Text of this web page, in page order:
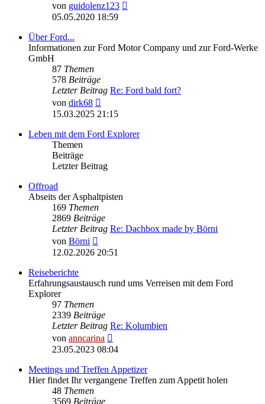
von guidolenz123
05.05.2020 18:59
Über Ford...
Informationen zur Ford Motor Company und zur Ford-Werke
GmbH
87 Themen
578 Beiträge
Letzter Beitrag Re: Ford bald fort?
von dirk68
Beitrag
15.03.2025 21:15
Leben mit dem Ford Explorer
Themen
Beiträge
Letzter Beitrag
Offroad
Abseits der Asphaltpisten
169 Themen
2869 Beiträge
Letzter Beitrag Re: Dachbox made by Börni
von Börni
Beitrag
12.02.2026 20:51
Reiseberichte
Erfahrungsaustausch rund ums Verreisen mit dem Ford
Explorer
97 Themen
2339 Beiträge
Letzter Beitrag Re: Kolumbien
von anncarina
Beitrag
23.05.2023 08:04
Meetings und Treffen Appetizer
Hier findet Ihr vergangene Treffen zum Appetit holen
48 Themen
3569 Beiträge